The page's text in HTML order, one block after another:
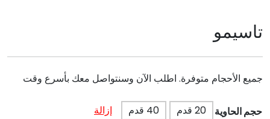
تاسيمو
جميع الأحجام متوفرة. اطلب الآن وسنتواصل معك بأسرع وقت
حجم الحاوية 20 قدم 40 قدم
إزالة